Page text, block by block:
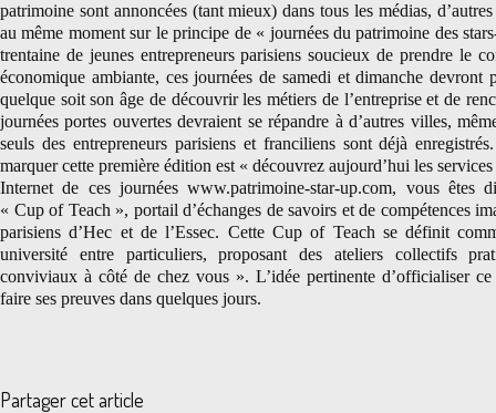
patrimoine sont annoncées (tant mieux) dans tous les médias,
au même moment sur le principe de « journées du patrimoine des
trentaine de jeunes entrepreneurs parisiens soucieux de prendre le
économique ambiante, ces journées de samedi et dimanche devront
quelque soit son âge de découvrir les métiers de l’entreprise et de
journées portes ouvertes devraient se répandre à d’autres villes,
seuls des entrepreneurs parisiens et franciliens sont déjà
marquer cette première édition est « découvrez aujourd’hui les services
Internet de ces journées www.patrimoine-star-up.com, vous êtes
« Cup of Teach », portail d’échanges de savoirs et de compétences
parisiens d’Hec et de l’Essec. Cette Cup of Teach se définit
université entre particuliers, proposant des ateliers collectifs
conviviaux à côté de chez vous ». L’idée pertinente d’officialiser
faire ses preuves dans quelques jours.
Partager cet article